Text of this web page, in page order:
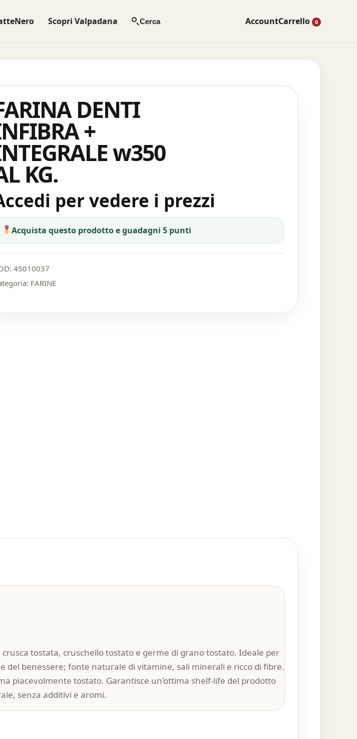
Scopri Valpadana Cerca AccountCarrello 0
DENTI
+
w350
KG.
per vedere i prezzi
Acquista questo prodotto e guadagni 5 punti
45010037
FARINE
tostata, cruschello tostato e germe di grano tostato. Ideale per
del benessere; fonte naturale di vitamine, sali minerali e ricco di fibre.
piacevolmente tostato. Garantisce un’ottima shelf-life del prodotto
senza additivi e aromi.